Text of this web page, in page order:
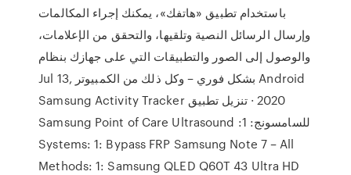
باستخدام تطبيق «هاتفك»، يمكنك إجراء المكالمات
وإرسال الرسائل النصية وتلقيها، والتحقق من الإعلامات،
والوصول إلى الصور والتطبيقات التي على جهازك بنظام
Android بشكل فوري – وكل ذلك من الكمبيوتر Jul 13,
للسامسونج: 1: Samsung Point of Care Ultrasound
Systems: 1: Bypass FRP Samsung Note 7 – All
Methods: 1: Samsung QLED Q60T 43 Ultra HD